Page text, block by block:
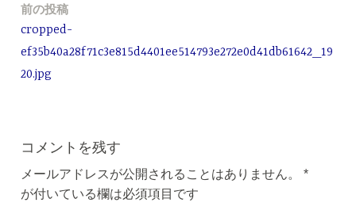
投
稿
ナ
ー
シ
前の投稿
cropped-
ef35b40a28f71c3e815d4401ee514793e272e0d41db61642_19
20.jpg
コメントを残す
メールアドレスが公開されることはありません。
*
が付いている欄は必須項目です